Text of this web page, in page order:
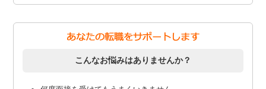
こんなお悩みはありませんか？